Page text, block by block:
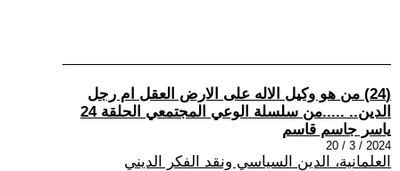
(24) من هو وكيل الاله على الارض العقل ام رجل
الدين.. .....من سلسلة الوعي المجتمعي الحلقة 24
ياسر جاسم قاسم
2024 / 3 / 20
العلمانية، الدين السياسي ونقد الفكر الديني